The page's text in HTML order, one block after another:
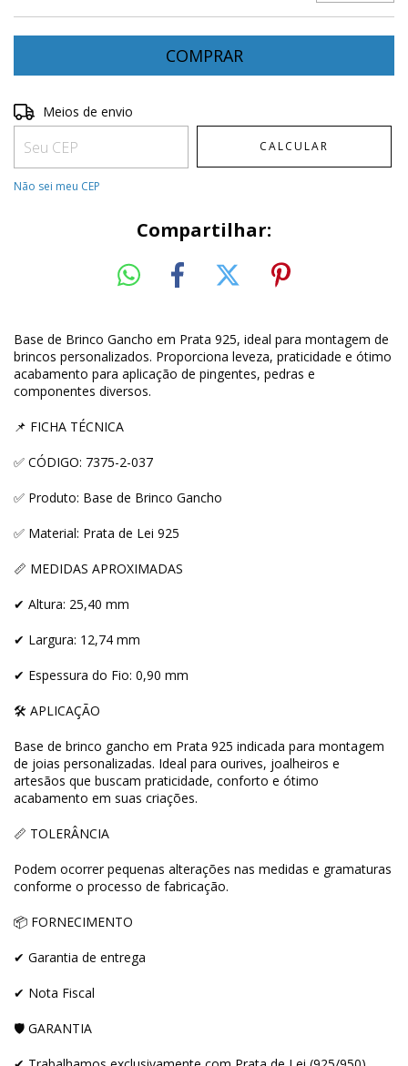
Entregas para o CEP:
Meios de envio
CALCULAR
Não sei meu CEP
Compartilhar:
Base de Brinco Gancho em Prata 925, ideal para montagem de
brincos personalizados. Proporciona leveza, praticidade e ótimo
acabamento para aplicação de pingentes, pedras e
componentes diversos.
📌 FICHA TÉCNICA
✅ CÓDIGO: 7375-2-037
✅ Produto: Base de Brinco Gancho
✅ Material: Prata de Lei 925
📏 MEDIDAS APROXIMADAS
✔ Altura: 25,40 mm
✔ Largura: 12,74 mm
✔ Espessura do Fio: 0,90 mm
🛠 APLICAÇÃO
Base de brinco gancho em Prata 925 indicada para montagem
de joias personalizadas. Ideal para ourives, joalheiros e
artesãos que buscam praticidade, conforto e ótimo
acabamento em suas criações.
📏 TOLERÂNCIA
Podem ocorrer pequenas alterações nas medidas e gramaturas
conforme o processo de fabricação.
📦 FORNECIMENTO
✔ Garantia de entrega
✔ Nota Fiscal
🛡 GARANTIA